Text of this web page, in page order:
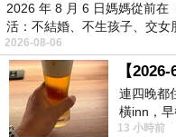
2026 年 8 月 6 日媽媽從前在
活：不結婚、不生孩子、交
湖⋯⋯，
2026-08-06
連四晚都
橫inn，
看到工作
13 小時前